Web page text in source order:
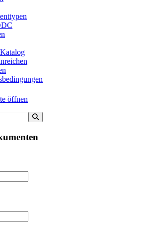
öffnen